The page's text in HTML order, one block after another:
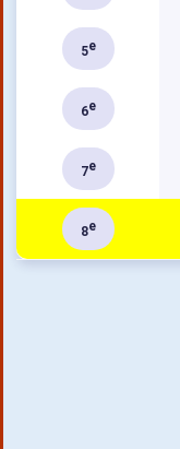
5e
6e
7e
8e